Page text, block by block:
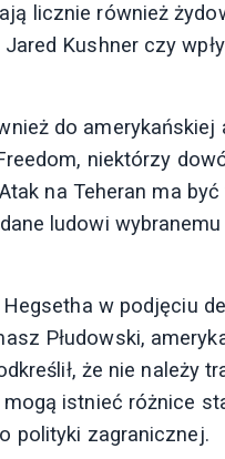
licznie również
Kushner czy
do amerykańskiej
niektórzy
na Teheran ma
ludowi
w podjęciu
Płudowski,
że nie należy
istnieć różnice
polityki zagranicznej.